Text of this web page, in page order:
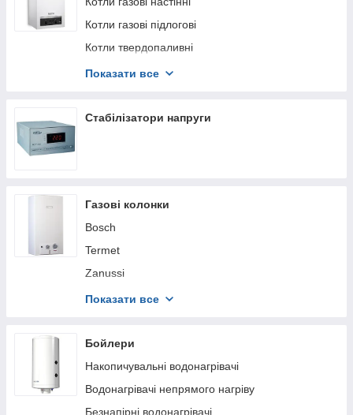
Котли газові підлогові
Котли твердопаливні
Котли електричні
Показати все
Стабілізатори напруги
Газові колонки
Bosch
Termet
Zanussi
Rocterm
Thermo Alliance
TERMAXIT
Immergas
Показати все
Бойлери
Накопичувальні водонагрівачі
Водонагрівачі непрямого нагріву
Безнапірні водонагрівачі